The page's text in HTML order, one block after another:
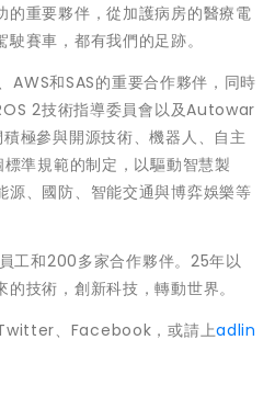
的重要夥伴，從加護病房的醫療電
賽車，都有我們的足跡。
AWS和SAS的重要合作夥伴，同時
2技術指導委員會以及Autowar
極參與開源技術、機器人、自主
準規範的制定，以驅動智慧製
源、國防、智能交通與博弈娛樂等
工和200多家合作夥伴。25年以
技術，創新科技，轉動世界。
、Facebook，或請上adlin